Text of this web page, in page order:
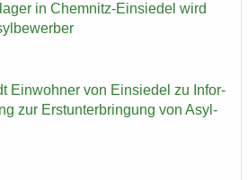
in Chemnitz-​Einsiedel wird
Ein­woh­ner von Ein­sie­del zu In­for­
zur Erst­un­ter­brin­gung von Asyl­